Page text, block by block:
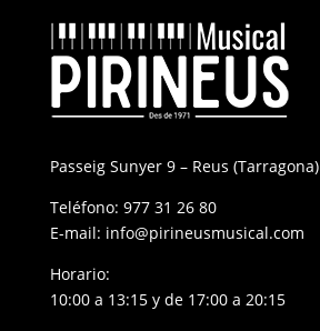
Passeig Sunyer 9 – Reus (Tarragona)
Teléfono: 977 31 26 80
E-mail: info@pirineusmusical.com
Horario:
10:00 a 13:15 y de 17:00 a 20:15